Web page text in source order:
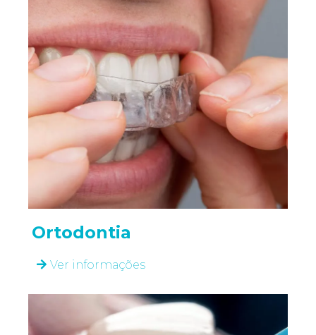
Ortodontia
Ver informações